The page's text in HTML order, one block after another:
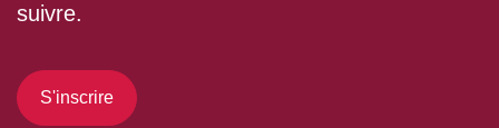
suivre.
S'inscrire